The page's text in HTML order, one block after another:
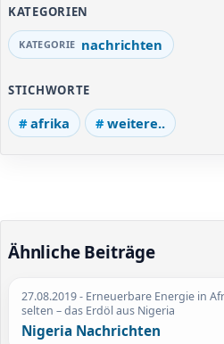
KATEGORIEN
nachrichten
STICHWORTE
afrika weitere..
Ähnliche Beiträge
27.08.2019- Erneuerbare Energie in
selten – das Erdöl aus Nigeria
Nigeria Nachrichten